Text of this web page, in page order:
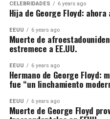
CELEBRIDADES 6 years ago
Hija de George Floyd:
EEUU 6 years ago
Muerte de
estremece a EE.UU.
EEUU 6 years ago
Hermano de George Floyd:
fue “un linchamiento
EEUU 6 years ago
Muerte de George Floyd